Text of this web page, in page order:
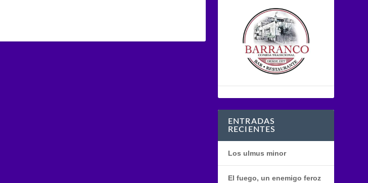
ENTRADAS
RECIENTES
Los ulmus minor
El fuego, un enemigo feroz